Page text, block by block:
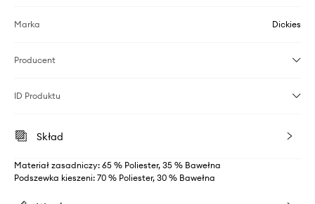
Marka Dickies
Producent
ID Produktu
Skład
Materiał zasadniczy: 65 % Poliester, 35 % Bawełna
Podszewka kieszeni: 70 % Poliester, 30 % Bawełna